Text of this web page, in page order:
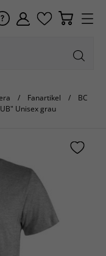
Fanartikel
BC
Unisex grau